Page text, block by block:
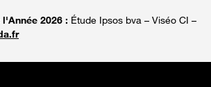
2026 : Étude Ipsos bva – Viséo CI –